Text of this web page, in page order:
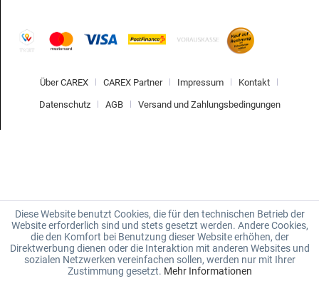
Über CAREX CAREX Partner Impressum Kontakt
Datenschutz AGB Versand und Zahlungsbedingungen
Diese Website benutzt Cookies, die für den technischen Betrieb der
Website erforderlich sind und stets gesetzt werden. Andere Cookies,
die den Komfort bei Benutzung dieser Website erhöhen, der
Direktwerbung dienen oder die Interaktion mit anderen Websites und
sozialen Netzwerken vereinfachen sollen, werden nur mit Ihrer
Zustimmung gesetzt. Mehr Informationen